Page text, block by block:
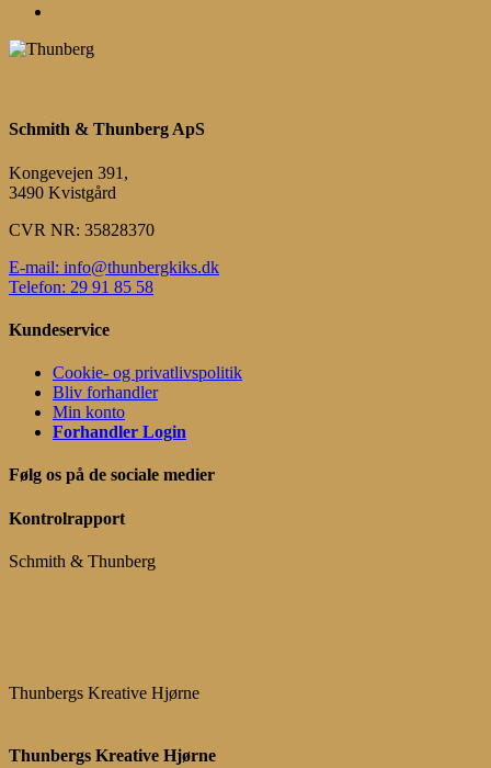
Schmith & Thunberg ApS
Kongevejen 391,
3490 Kvistgård
CVR NR: 35828370
E-mail: info@thunbergkiks.dk
Telefon: 29 91 85 58
Kundeservice
Cookie- og privatlivspolitik
Bliv forhandler
Min konto
Forhandler Login
Følg os på de sociale medier
Kontrolrapport
Schmith & Thunberg
Thunbergs Kreative Hjørne
Thunbergs Kreative Hjørne